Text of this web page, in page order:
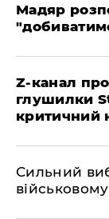
Мадяр
Z-канал
глушилки
критичний
Сильний